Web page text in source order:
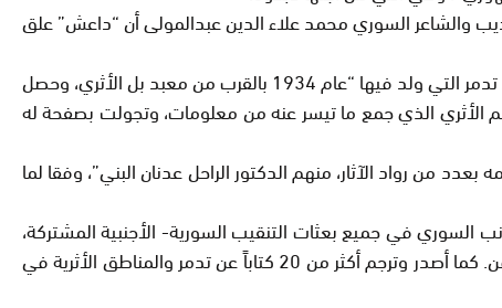
الأربعاء أيضاً عن الأديب والشاعر السوري محمد علاء الدين عبدالمولى أن “داعش” علق
والمعروف عن الأسعد، أنه قام بدراسات علمية عدة، نشرت مترجمة إلى معظم اللغات الحية في عدد من الدوريات الأثرية العالمية عن تدمر التي ولد فيها “عام 1934 بالقرب من معبد بل الأثري، وحصل
الأثري الذي جمع ما تيسر عنه من معلومات، وتجولت بصفحة له
اسمه بعدد من رواد الآثار، منهم الدكتور الراحل عدنان البني”، وفقا لما
كما كان يرأس الجانب السوري في جميع بعثات التنقيب السورية- الأجنبية المشتركة،
وأهم اكتشافاته: حسناء تدمر، والقسم الأكبر من الشارع الطويل فيها، كما والمصلبة المعروفة باسم “التترابيل” إلى جانب بعض المدافن. كما أصدر وترجم أكثر من 20 كتاباً عن تدمر والمناطق الأثرية في